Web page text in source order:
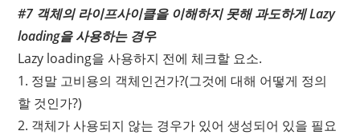
#7 객체의 라이프사이클을 이해하지 못해 과도하게 Lazy
loading을 사용하는 경우
Lazy loading을 사용하지 전에 체크할 요소.
1. 정말 고비용의 객체인건가?(그것에 대해 어떻게 정의
할 것인가?)
2. 객체가 사용되지 않는 경우가 있어 생성되어 있을 필요